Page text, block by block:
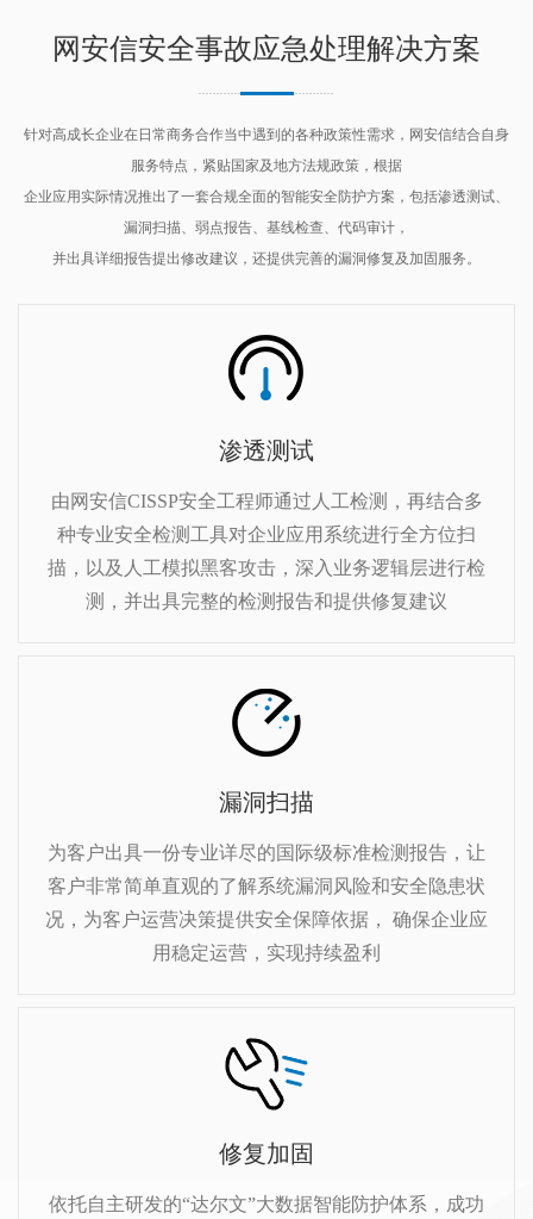
网安信安全事故应急处理解决方案
针对高成长企业在日常商务合作当中遇到的各种政策性需求，网安信结合自身
服务特点，紧贴国家及地方法规政策，根据
企业应用实际情况推出了一套合规全面的智能安全防护方案，包括渗透测试、
漏洞扫描、弱点报告、基线检查、代码审计，
并出具详细报告提出修改建议，还提供完善的漏洞修复及加固服务。
渗透测试
由网安信CISSP安全工程师通过人工检测，再结合多
种专业安全检测工具对企业应用系统进行全方位扫
描，以及人工模拟黑客攻击，深入业务逻辑层进行检
测，并出具完整的检测报告和提供修复建议
漏洞扫描
为客户出具一份专业详尽的国际级标准检测报告，让
客户非常简单直观的了解系统漏洞风险和安全隐患状
况，为客户运营决策提供安全保障依据， 确保企业应
用稳定运营，实现持续盈利
修复加固
依托自主研发的“达尔文”大数据智能防护体系，成功